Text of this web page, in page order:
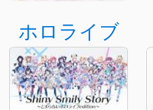
ホロライブ